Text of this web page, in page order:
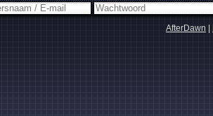
AfterDawn